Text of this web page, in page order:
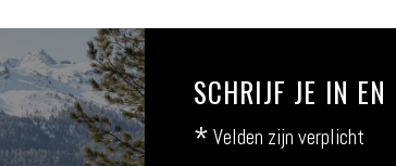
SCHRIJF JE IN
* Velden zijn verplicht